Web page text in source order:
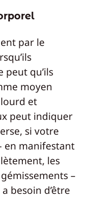
par le
peut qu’ils
moyen
lourd et
peut indiquer
si votre
en manifestant
les
–
besoin d’être